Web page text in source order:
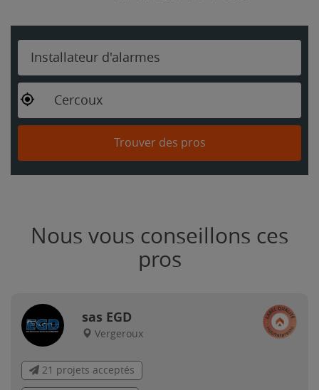
Installateur d'alarmes
Cercoux
Trouver des pros
Nous vous conseillons ces
pros
sas EGD
Vergeroux
21 projets acceptés